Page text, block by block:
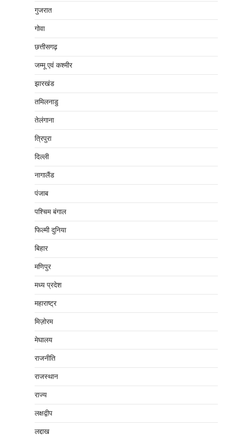
गुजरात
गोवा
छत्तीसगढ़
जम्‍मू एवं कश्‍मीर
झारखंड
तमिलनाडु
तेलंगाना
त्रिपुरा
दिल्‍ली
नागालैंड
पंजाब
पश्चिम बंगाल
फिल्मी दुनिया
बिहार
मणिपुर
मध्‍य प्रदेश
महाराष्‍ट्र
मिज़ोरम
मेघालय
राजनीति
राजस्थान
राज्य
लक्षद्वीप
लद्दाख